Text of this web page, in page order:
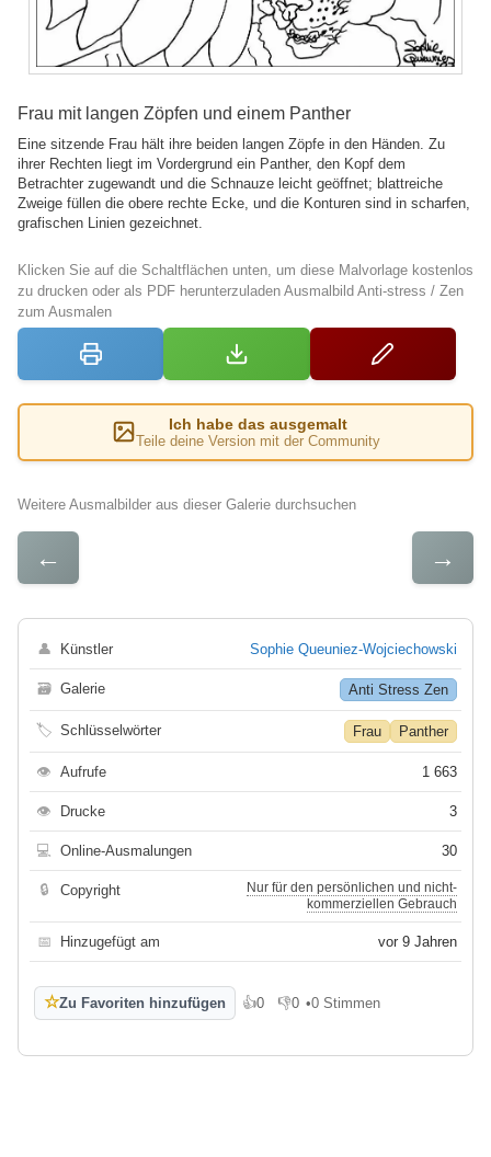
Frau mit langen Zöpfen und einem Panther
Eine sitzende Frau hält ihre beiden langen Zöpfe in den Händen. Zu
ihrer Rechten liegt im Vordergrund ein Panther, den Kopf dem
Betrachter zugewandt und die Schnauze leicht geöffnet; blattreiche
Zweige füllen die obere rechte Ecke, und die Konturen sind in scharfen,
grafischen Linien gezeichnet.
Klicken Sie auf die Schaltflächen unten, um diese Malvorlage kostenlos
zu drucken oder als PDF herunterzuladen Ausmalbild Anti-stress / Zen
zum Ausmalen
Ich habe das ausgemalt
Teile deine Version mit der Community
Weitere Ausmalbilder aus dieser Galerie durchsuchen
← →
👤 Künstler Sophie Queuniez-Wojciechowski
🗃 Galerie Anti Stress Zen
🏷 Schlüsselwörter Frau Panther
👁 Aufrufe 1 663
👁 Drucke 3
💻 Online-Ausmalungen 30
🔒 Copyright
Nur für den persönlichen und nicht-
kommerziellen Gebrauch
📅 Hinzugefügt am vor 9 Jahren
☆Zu Favoriten hinzufügen 👍0
Gefällt mir
👎0
Gefällt mir nicht
•0 Stimmen